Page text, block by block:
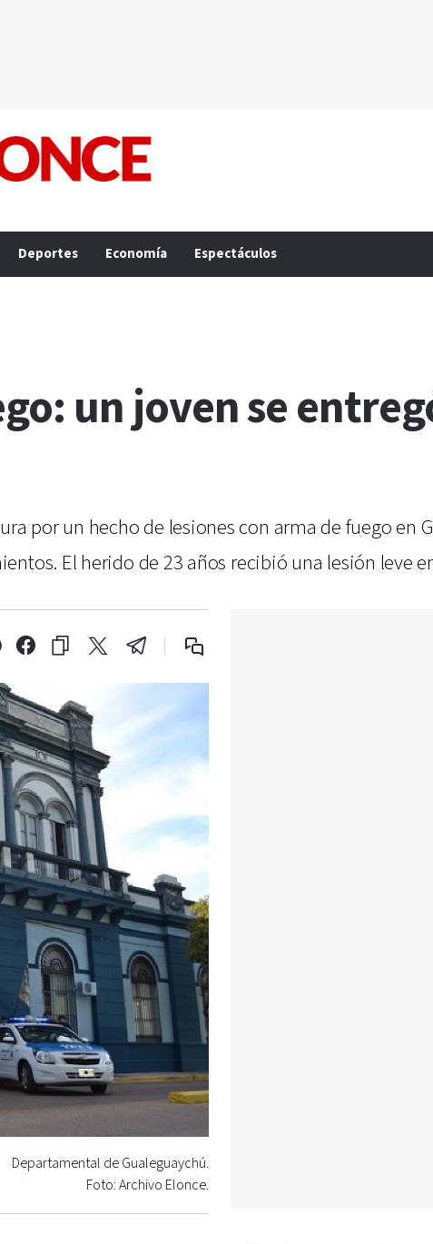
Deportes Economía Espectáculos
un joven se
por un hecho de lesiones con arma de fuego en
El herido de 23 años recibió una lesión leve
Departamental de Gualeguaychú.
Foto: Archivo Elonce.